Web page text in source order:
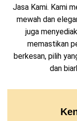
Jasa Kami. Kami
mewah dan
juga
memastikan
berkesan, pilih
dan